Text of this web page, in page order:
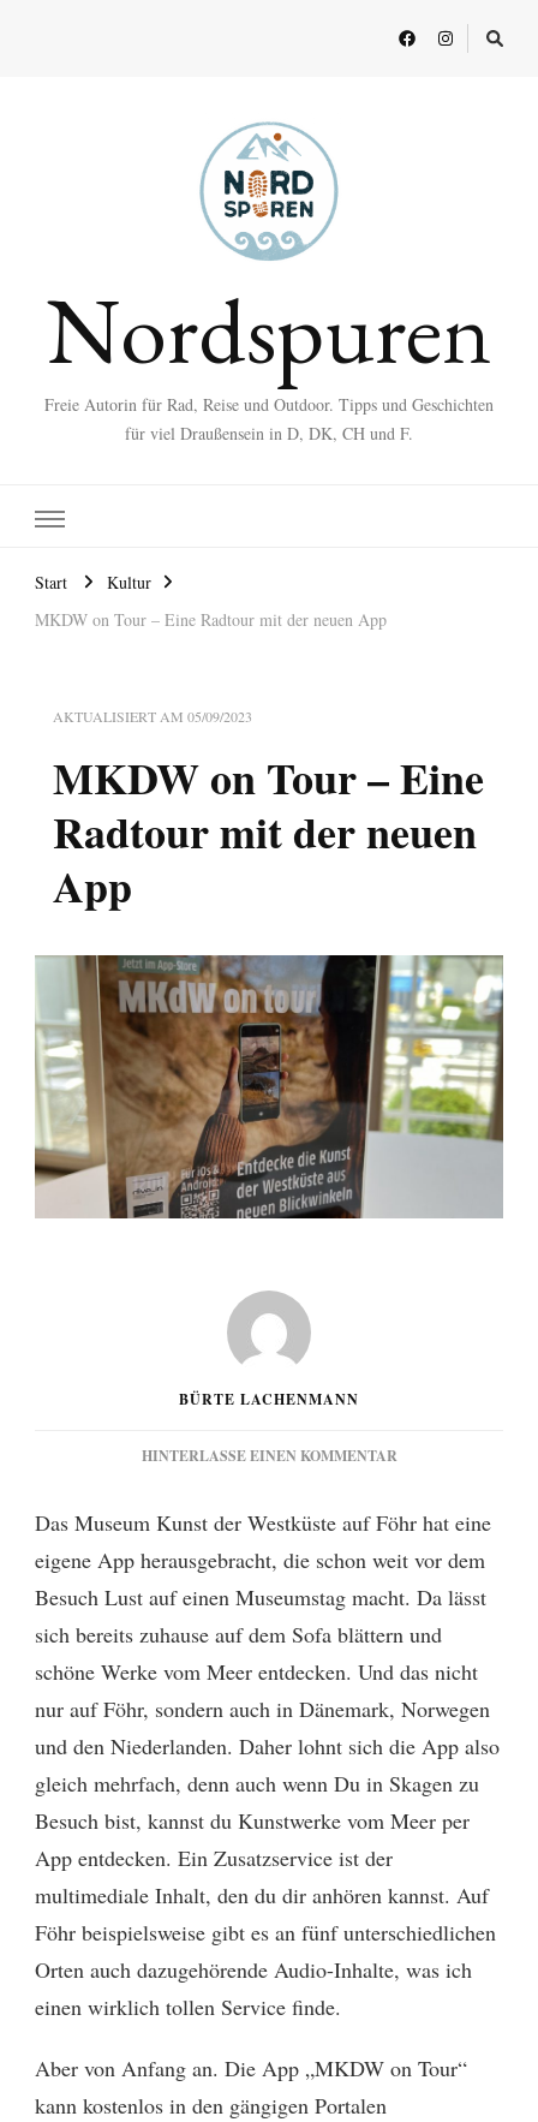
Nordspuren
Freie Autorin für Rad, Reise und Outdoor. Tipps und Geschichten
für viel Draußensein in D, DK, CH und F.
Start
Kultur
MKDW on Tour – Eine Radtour mit der neuen App
AKTUALISIERT AM 05/09/2023
MKDW on Tour – Eine
Radtour mit der neuen
App
BÜRTE LACHENMANN
HINTERLASSE EINEN KOMMENTARZU
TOUR
–
RADTOUR
MIT
NEUEN
APP
Das Museum Kunst der Westküste auf Föhr hat eine
eigene App herausgebracht, die schon weit vor dem
Besuch Lust auf einen Museumstag macht. Da lässt
sich bereits zuhause auf dem Sofa blättern und
schöne Werke vom Meer entdecken. Und das nicht
nur auf Föhr, sondern auch in Dänemark, Norwegen
und den Niederlanden. Daher lohnt sich die App also
gleich mehrfach, denn auch wenn Du in Skagen zu
Besuch bist, kannst du Kunstwerke vom Meer per
App entdecken. Ein Zusatzservice ist der
multimediale Inhalt, den du dir anhören kannst. Auf
Föhr beispielsweise gibt es an fünf unterschiedlichen
Orten auch dazugehörende Audio-Inhalte, was ich
einen wirklich tollen Service finde.
Aber von Anfang an. Die App „MKDW on Tour“
kann kostenlos in den gängigen Portalen